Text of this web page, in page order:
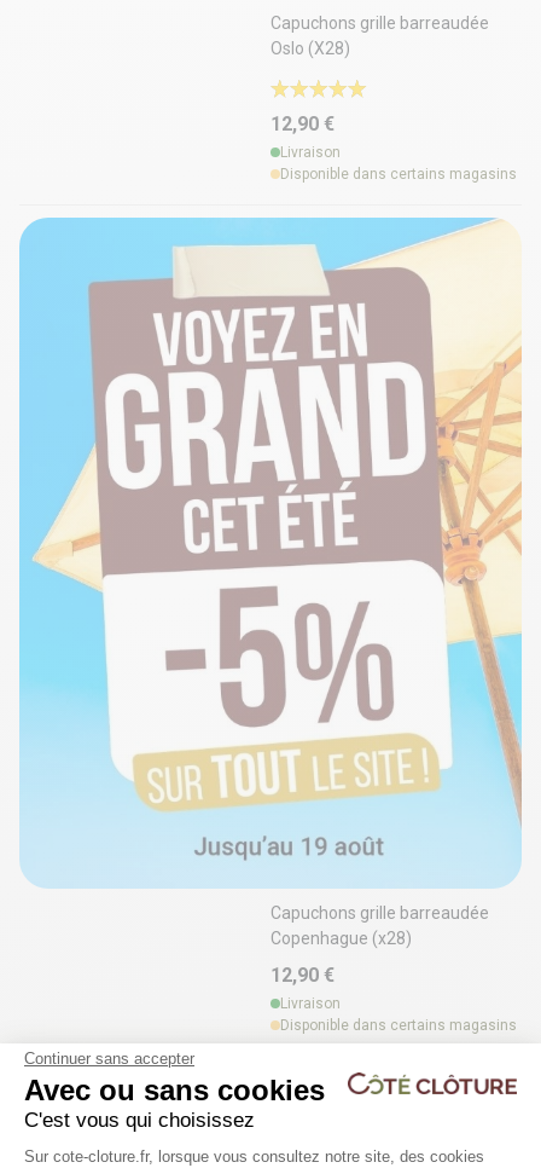
Capuchons grille barreaudée
Oslo (X28)
12,90 €
Livraison
Disponible dans certains magasins
Capuchons grille barreaudée
Copenhague (x28)
12,90 €
Livraison
Disponible dans certains magasins
Fixation pour grille (x4) - MANOIR
Continuer sans accepter
Avec ou sans cookies
C'est vous qui choisissez
Plateforme de Gestion du
Sur cote-cloture.fr, lorsque vous consultez notre site, des cookies